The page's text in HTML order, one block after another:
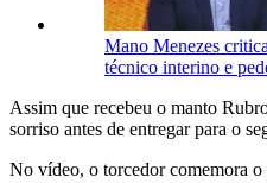
Mano Menezes
técnico interino e
Assim que recebeu o manto
sorriso antes de entregar para o
No vídeo, o torcedor comemora